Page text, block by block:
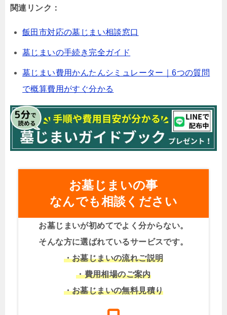
関連リンク：
飯田市対応の墓じまい相談窓口
墓じまいの手続き完全ガイド
墓じまい費用かんたんシミュレーター｜6つの質問
で概算費用がすぐ分かる
お墓じまいの事
なんでも相談ください
お墓じまいが初めてでよく分からない。
そんな方に選ばれているサービスです。
・お墓じまいの流れご説明
・費用相場のご案内
・お墓じまいの無料見積り